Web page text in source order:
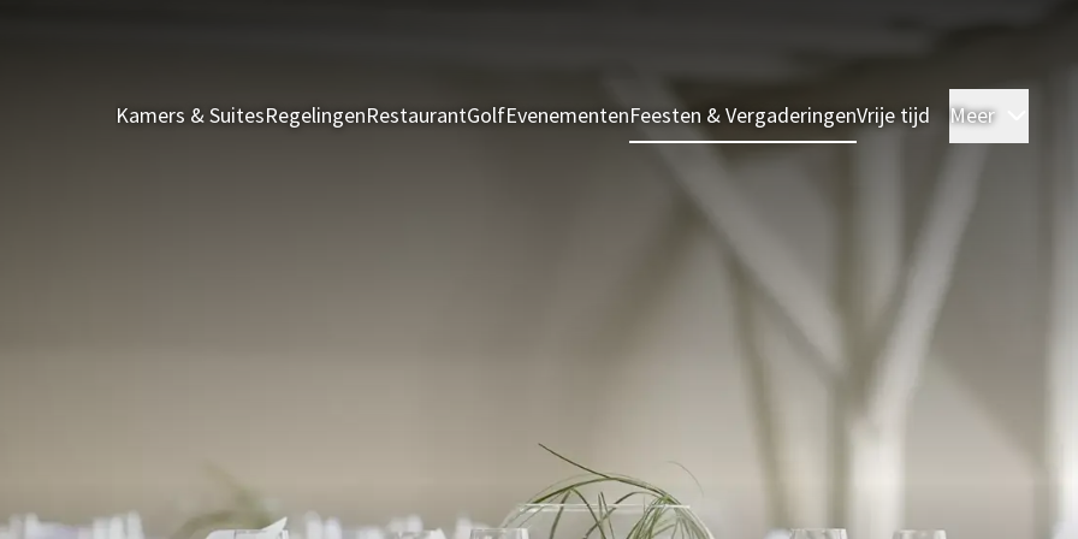
Kamers & SuitesRegelingenRestaurantGolfEvenementenFeesten & VergaderingenVrije tijd Meer